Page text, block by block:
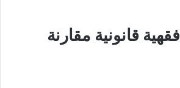
فقهية قانونية مقارنة